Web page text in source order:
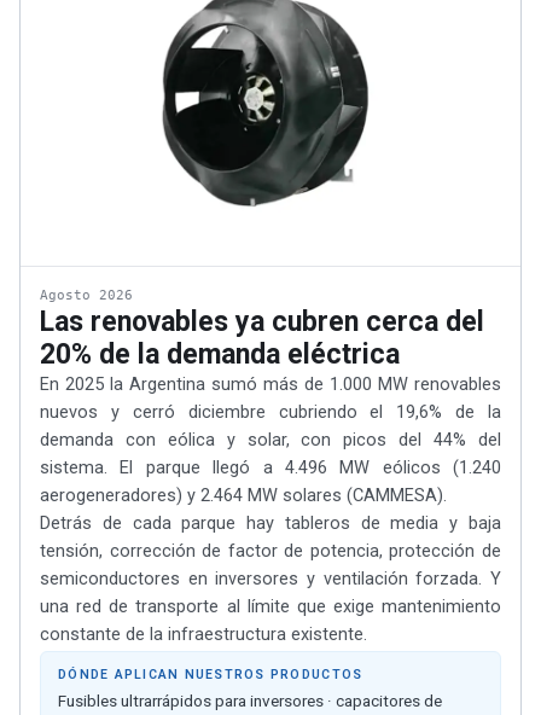
Agosto 2026
Las renovables ya cubren cerca del
20% de la demanda eléctrica
En 2025 la Argentina sumó más de 1.000 MW renovables
nuevos y cerró diciembre cubriendo el 19,6% de la
demanda con eólica y solar, con picos del 44% del
sistema. El parque llegó a 4.496 MW eólicos (1.240
aerogeneradores) y 2.464 MW solares (CAMMESA).
Detrás de cada parque hay tableros de media y baja
tensión, corrección de factor de potencia, protección de
semiconductores en inversores y ventilación forzada. Y
una red de transporte al límite que exige mantenimiento
constante de la infraestructura existente.
DÓNDE APLICAN NUESTROS PRODUCTOS
Fusibles ultrarrápidos para inversores · capacitores de